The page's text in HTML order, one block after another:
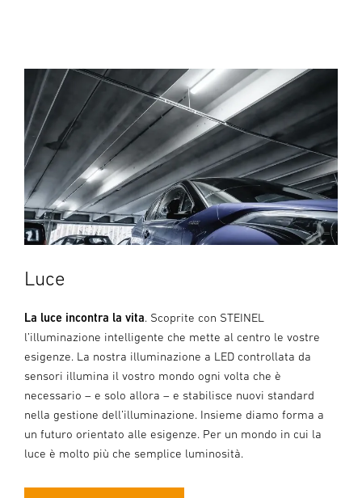
Luce
La luce incontra la vita. Scoprite con STEINEL
l’illuminazione intelligente che mette al centro le vostre
esigenze. La nostra illuminazione a LED controllata da
sensori illumina il vostro mondo ogni volta che è
necessario – e solo allora – e stabilisce nuovi standard
nella gestione dell’illuminazione. Insieme diamo forma a
un futuro orientato alle esigenze. Per un mondo in cui la
luce è molto più che semplice luminosità.